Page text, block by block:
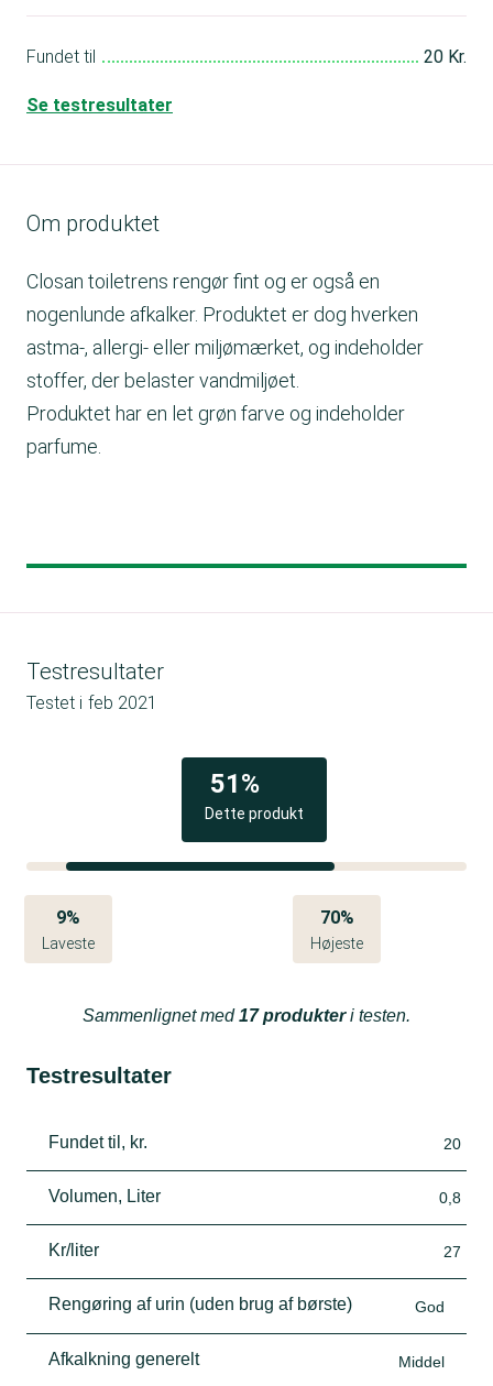
Fundet til 20 Kr.
Se testresultater
Om produktet
Closan toiletrens rengør fint og er også en
nogenlunde afkalker. Produktet er dog hverken
astma-, allergi- eller miljømærket, og indeholder
stoffer, der belaster vandmiljøet.
Produktet har en let grøn farve og indeholder
parfume.
Testresultater
Testet i feb 2021
Dette produkt
51%
9%
Laveste
70%
Højeste
Sammenlignet med17 produkteri testen.
Testresultater
Fundet til, kr. 20
Volumen, Liter 0,8
Kr/liter 27
Rengøring af urin (uden brug af børste) God
Afkalkning generelt Middel